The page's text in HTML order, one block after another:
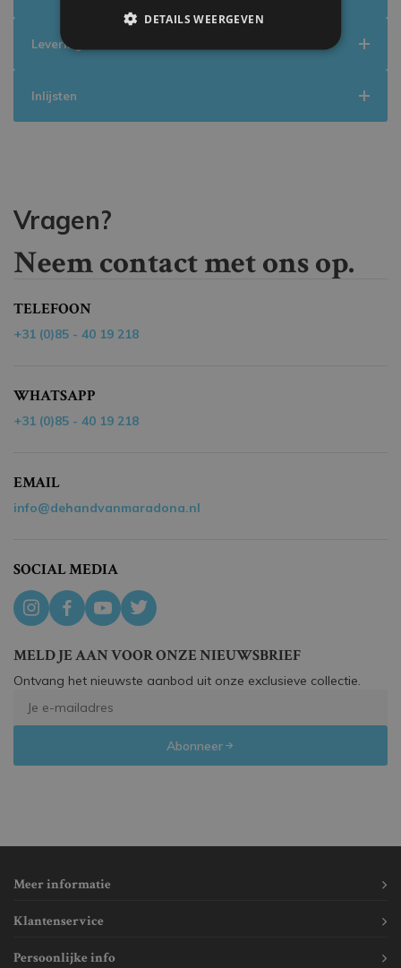
Levering
Inlijsten
Vragen?
Neem contact met ons op.
TELEFOON
+31 (0)85 - 40 19 218
WHATSAPP
+31 (0)85 - 40 19 218
EMAIL
info@dehandvanmaradona.nl
SOCIAL MEDIA
MELD JE AAN VOOR ONZE NIEUWSBRIEF
Ontvang het nieuwste aanbod uit onze exclusieve collectie.
Abonneer
Meer informatie
Klantenservice
Persoonlijke info
DETAILS WEERGEVEN